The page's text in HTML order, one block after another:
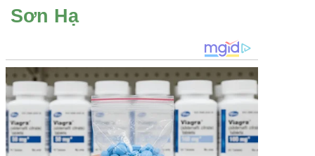
Sơn Hạ